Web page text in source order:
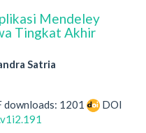
Mendeley
Tingkat Akhir
Satria
downloads: 1201
DOI